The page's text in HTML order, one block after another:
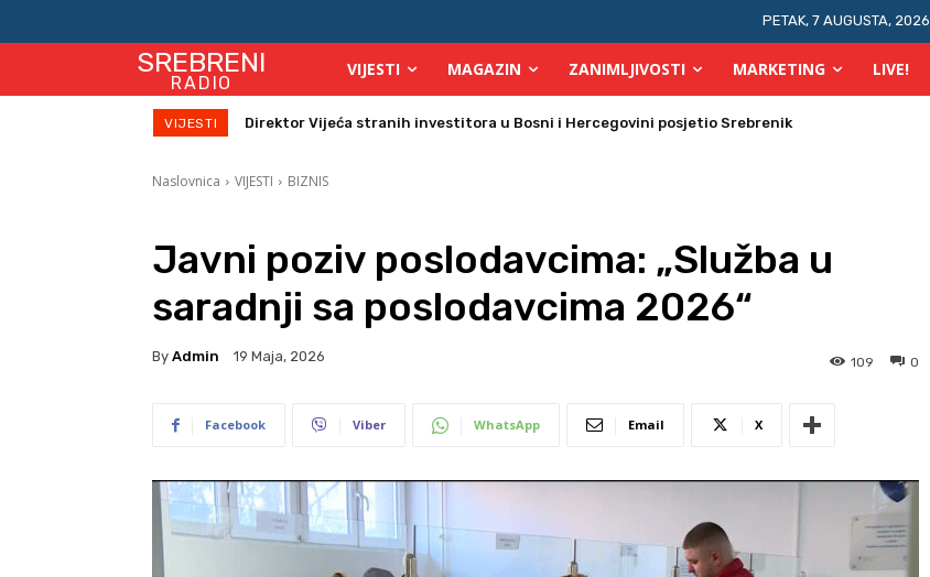
PETAK, 7 AUGUSTA, 2026
SREBRENI
RADIO
VIJESTI MAGAZIN ZANIMLJIVOSTI MARKETING LIVE!
VIJESTI Zbog velikih vrućina povećan broj požara u TK
Naslovnica VIJESTI BIZNIS
Javni poziv poslodavcima: „Služba u
saradnji sa poslodavcima 2026“
By Admin 19 Maja, 2026 0
109
Facebook Viber WhatsApp Email X